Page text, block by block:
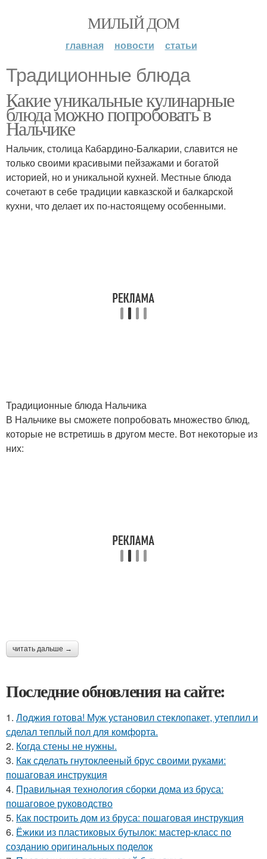
МИЛЫЙ ДОМ
главная новости статьи
Традиционные блюда
Какие уникальные кулинарные
блюда можно попробовать в
Нальчике
Нальчик, столица Кабардино-Балкарии, славится не
только своими красивыми пейзажами и богатой
историей, но и уникальной кухней. Местные блюда
сочетают в себе традиции кавказской и балкарской
кухни, что делает их по-настоящему особенными.
Традиционные блюда Нальчика
В Нальчике вы сможете попробовать множество блюд,
которые не встретишь в другом месте. Вот некоторые из
них:
читать дальше →
Последние обновления на сайте:
1. Лоджия готова! Муж установил стеклопакет, утеплил и
сделал теплый пол для комфорта.
2. Когда стены не нужны.
3. Как сделать гнутоклееный брус своими руками:
пошаговая инструкция
4. Правильная технология сборки дома из бруса:
пошаговое руководство
5. Как построить дом из бруса: пошаговая инструкция
6. Ёжики из пластиковых бутылок: мастер-класс по
созданию оригинальных поделок